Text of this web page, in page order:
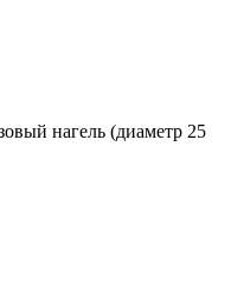
нагель (диаметр 25